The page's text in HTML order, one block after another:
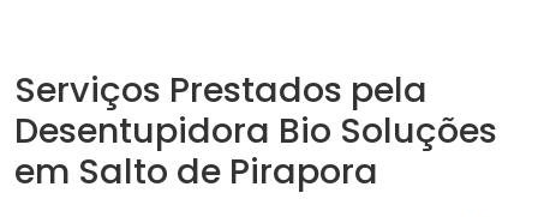
Serviços Prestados pela
Desentupidora Bio Soluções
em Salto de Pirapora